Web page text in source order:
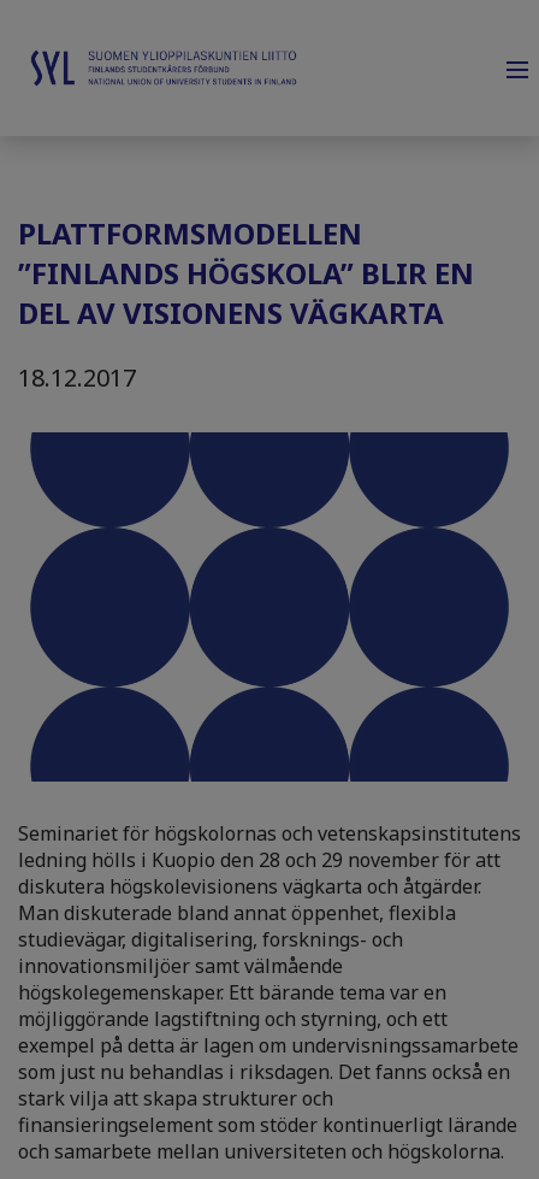
PLATTFORMSMODELLEN
”FINLANDS HÖGSKOLA” BLIR EN
DEL AV VISIONENS VÄGKARTA
18.12.2017
Seminariet för högskolornas och vetenskapsinstitutens
ledning hölls i Kuopio den 28 och 29 november för att
diskutera högskolevisionens vägkarta och åtgärder.
Man diskuterade bland annat öppenhet, flexibla
studievägar, digitalisering, forsknings- och
innovationsmiljöer samt välmående
högskolegemenskaper. Ett bärande tema var en
möjliggörande lagstiftning och styrning, och ett
exempel på detta är lagen om undervisningssamarbete
som just nu behandlas i riksdagen. Det fanns också en
stark vilja att skapa strukturer och
finansieringselement som stöder kontinuerligt lärande
och samarbete mellan universiteten och högskolorna.